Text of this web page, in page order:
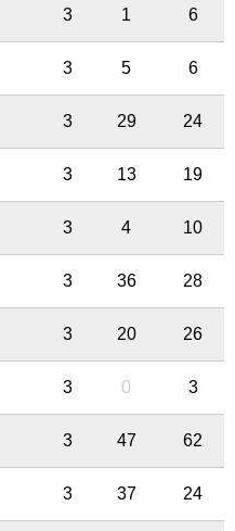
3 1 6
3 5 6
3 29 24
3 13 19
3 4 10
3 36 28
3 20 26
3 0 3
3 47 62
3 37 24